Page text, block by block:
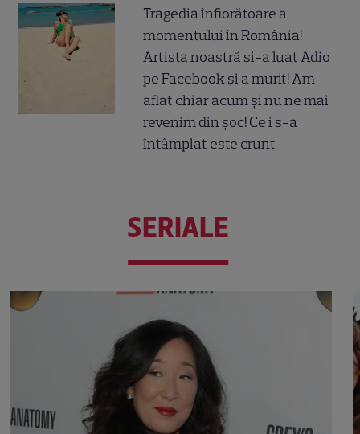
Tragedia înfiorătoare a
momentului în România!
Artista noastră și-a luat Adio
pe Facebook și a murit! Am
aflat chiar acum și nu ne mai
revenim din șoc! Ce i s-a
întâmplat este crunt
SERIALE